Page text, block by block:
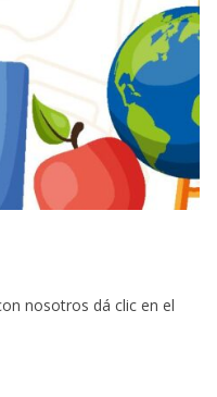
nosotros dá clic en el